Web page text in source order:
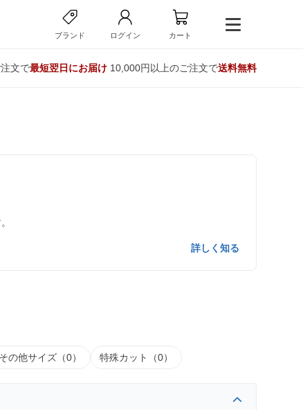
ブランド ログイン カート
文で最短翌日にお届け10,000円以上のご注文で送料無料
詳しく知る
その他サイズ（0） 特殊カット（0）